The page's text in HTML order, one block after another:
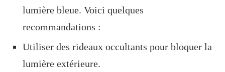
lumière bleue. Voici quelques
recommandations :
Utiliser des rideaux occultants pour bloquer la
lumière extérieure.